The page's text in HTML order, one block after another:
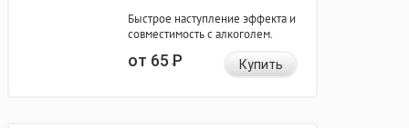
Быстрое наступление эффекта и
совместимость с алкоголем.
от 65Р Купить